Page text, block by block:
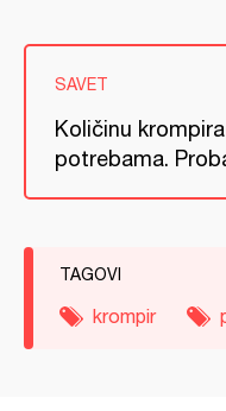
SAVET
Količinu
potrebama.
TAGOVI
krompir